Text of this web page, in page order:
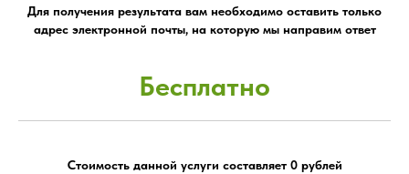
Для получения результата вам необходимо оставить только
адрес электронной почты, на которую мы направим ответ
Бесплатно
Стоимость данной услуги составляет 0 рублей